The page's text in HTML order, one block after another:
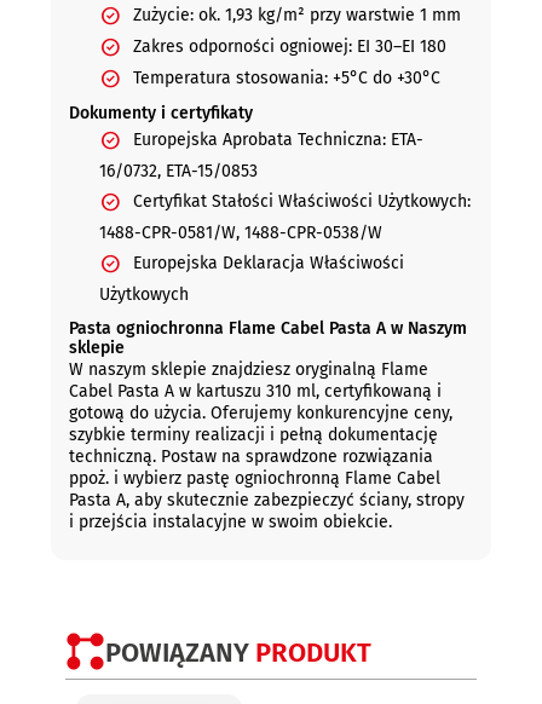
Zużycie: ok. 1,93 kg/m² przy warstwie 1 mm
Zakres odporności ogniowej: EI 30–EI 180
Temperatura stosowania: +5°C do +30°C
Dokumenty i certyfikaty
Europejska Aprobata Techniczna: ETA-
16/0732, ETA-15/0853
Certyfikat Stałości Właściwości Użytkowych:
1488-CPR-0581/W, 1488-CPR-0538/W
Europejska Deklaracja Właściwości
Użytkowych
Pasta ogniochronna Flame Cabel Pasta A w Naszym
sklepie
W naszym sklepie znajdziesz oryginalną Flame
Cabel Pasta A w kartuszu 310 ml, certyfikowaną i
gotową do użycia. Oferujemy konkurencyjne ceny,
szybkie terminy realizacji i pełną dokumentację
techniczną. Postaw na sprawdzone rozwiązania
ppoż. i wybierz pastę ogniochronną Flame Cabel
Pasta A, aby skutecznie zabezpieczyć ściany, stropy
i przejścia instalacyjne w swoim obiekcie.
POWIĄZANY PRODUKT